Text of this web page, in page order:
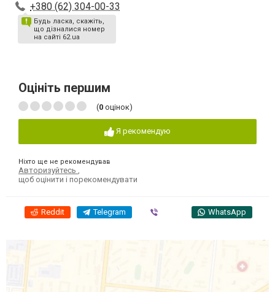
+380 (62) 304-00-33
Будь ласка, скажіть,
що дізналися номер
на сайті 62.ua
Оцініть першим
(0 оцінок)
Я рекомендую
Ніхто ще не рекомендував
Авторизуйтесь
щоб оцінити і порекомендувати
Reddit Telegram WhatsApp